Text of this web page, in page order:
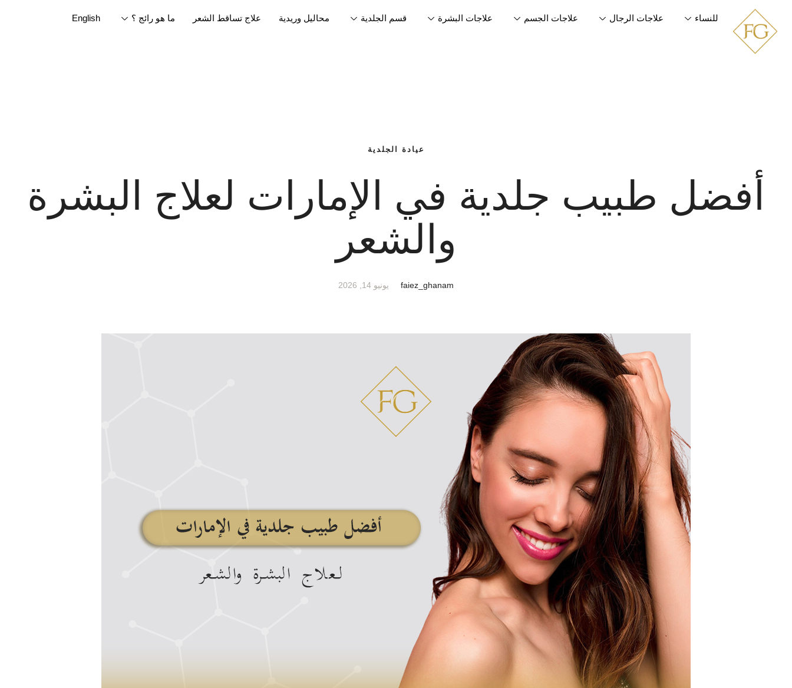
للنساء علاجات الرجال علاجات الجسم علاجات البشرة قسم الجلدية محاليل وريدية علاج تساقط الشعر ما هو رائج ؟ English
عيادة الجلدية
أفضل طبيب جلدية في الإمارات لعلاج البشرة
والشعر
faiez_ghanam يونيو 14, 2026